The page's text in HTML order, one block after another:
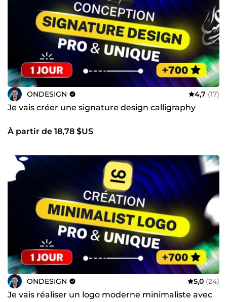
ONDESIGN 4,7 (17)
Je vais créer une signature design calligraphy
À partir de 18,78 $US
ONDESIGN 5,0 (24)
Je vais réaliser un logo moderne minimaliste avec